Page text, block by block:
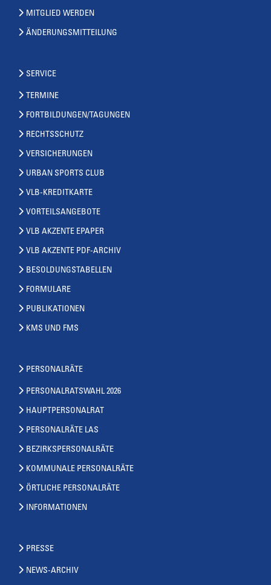
MITGLIED WERDEN
ÄNDERUNGSMITTEILUNG
SERVICE
TERMINE
FORTBILDUNGEN/TAGUNGEN
RECHTSSCHUTZ
VERSICHERUNGEN
URBAN SPORTS CLUB
VLB-KREDITKARTE
VORTEILSANGEBOTE
VLB AKZENTE EPAPER
VLB AKZENTE PDF-ARCHIV
BESOLDUNGSTABELLEN
FORMULARE
PUBLIKATIONEN
KMS UND FMS
PERSONALRÄTE
PERSONALRATSWAHL 2026
HAUPTPERSONALRAT
PERSONALRÄTE LAS
BEZIRKSPERSONALRÄTE
KOMMUNALE PERSONALRÄTE
ÖRTLICHE PERSONALRÄTE
INFORMATIONEN
PRESSE
NEWS-ARCHIV